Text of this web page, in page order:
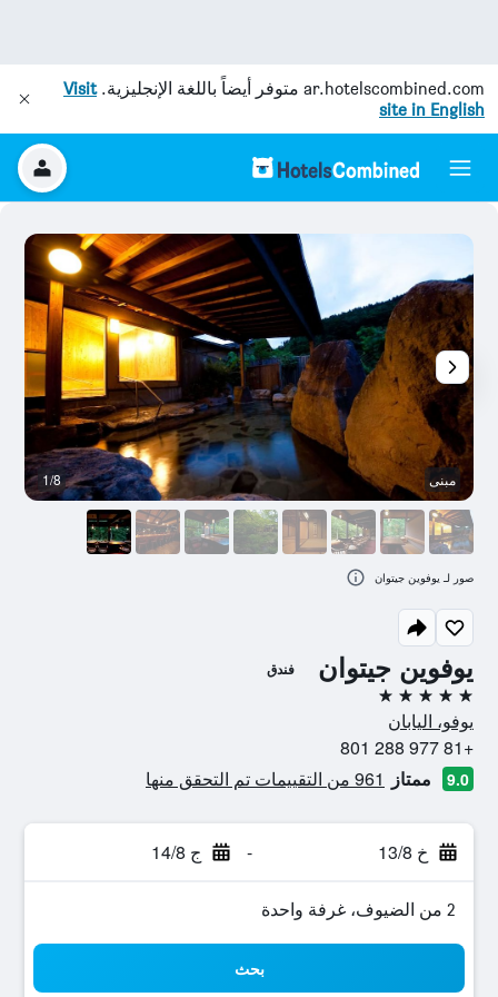
ar.hotelscombined.com متوفر أيضاً باللغة الإنجليزية.Visit
site in English
يوفوين جيتوان فندق
5 نجوم
يوفو، اليابان
+81 977 288 801
9.0 ممتاز 961 من التقييمات تم التحقق منها
خ 13/8 - ج 14/8
2 من الضيوف، غرفة واحدة
بحث
مبنى 1/8
صور لـ يوفوين جيتوان